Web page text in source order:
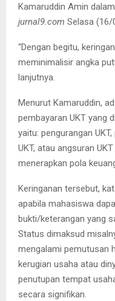
Kamaruddin Amin
jurnal9.com Selasa (16/
“Dengan begitu,
meminimalisir angka
lanjutnya.
Menurut Kamaruddin,
pembayaran UKT yang
yaitu: pengurangan
UKT, atau angsuran
menerapkan pola
Keringanan tersebut,
apabila mahasiswa
bukti/keterangan yang
Status dimaksud
mengalami pemutusan
kerugian usaha atau
penutupan tempat
secara signifikan.